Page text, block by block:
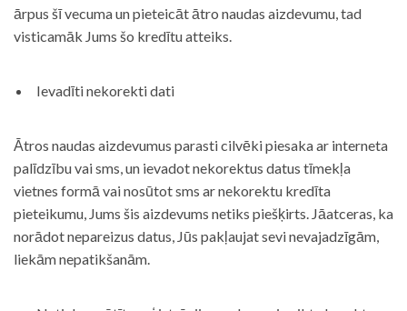
ārpus šī vecuma un pieteicāt ātro naudas aizdevumu, tad
visticamāk Jums šo kredītu atteiks.
Ievadīti nekorekti dati
Ātros naudas aizdevumus parasti cilvēki piesaka ar interneta
palīdzību vai sms, un ievadot nekorektus datus tīmekļa
vietnes formā vai nosūtot sms ar nekorektu kredīta
pieteikumu, Jums šis aizdevums netiks piešķirts. Jāatceras, ka
norādot nepareizus datus, Jūs pakļaujat sevi nevajadzīgām,
liekām nepatikšanām.